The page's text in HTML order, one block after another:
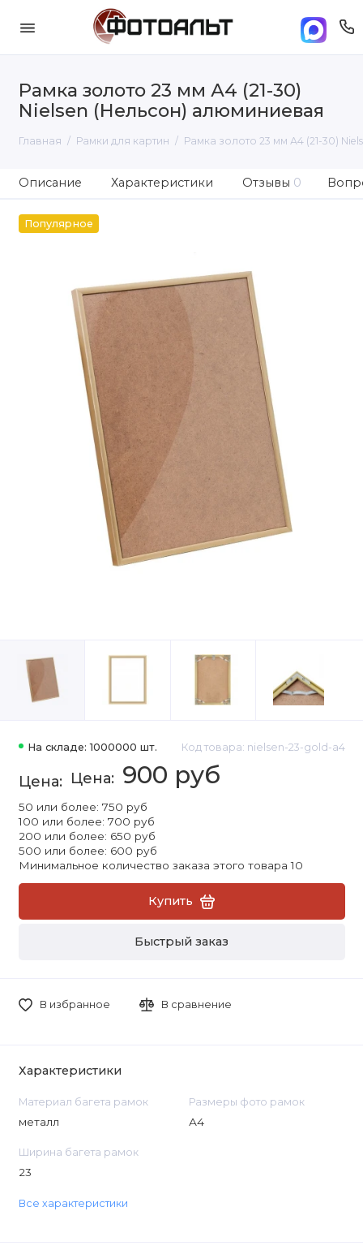
Рамка золото 23 мм А4 (21-30)
Nielsen (Нельсон) алюминиевая
Главная Рамки для картин Рамка золото 23 мм А4 (21-30)
Описание Характеристики Отзывы 0
Популярное
На складе: 1000000 шт. Код товара: nielsen-23-gold-a4
900 руб
50 или более: 750 руб
100 или более: 700 руб
200 или более: 650 руб
500 или более: 600 руб
Минимальное количество заказа этого товара 10
Купить
Быстрый заказ
В избранное В сравнение
Характеристики
Материал багета рамок
металл
Размеры фото рамок
А4
Ширина багета рамок
23
Все характеристики